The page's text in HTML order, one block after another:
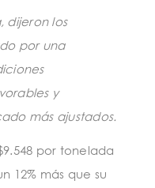
dijeron los
por una
y
más ajustados.
por tonelada
12% más que su